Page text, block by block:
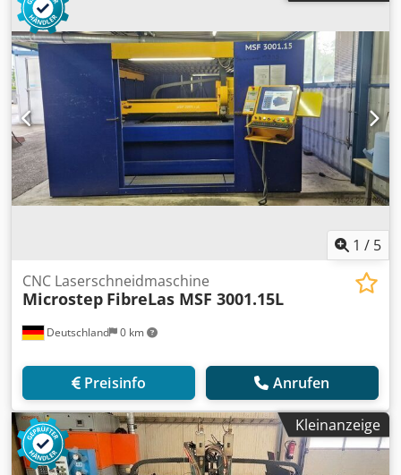
1 / 5
Deutschland 0 km
CNC Laserschneidmaschine
Microstep FibreLas MSF 3001.15L
Preisinfo Anrufen
Kleinanzeige